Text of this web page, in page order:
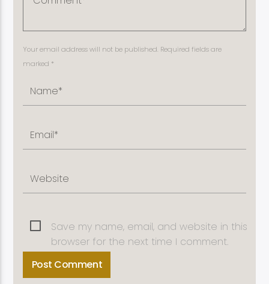
Your email address will not be published. Required fields are
marked *
Save my name, email, and website in this
browser for the next time I comment.